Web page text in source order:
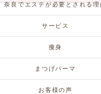
奈良でエステが必要とされる
サービス
痩身
まつげパーマ
お客様の声